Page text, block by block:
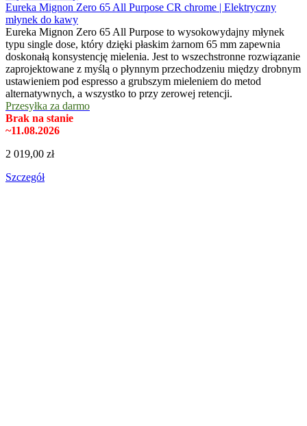
Eureka Mignon Zero 65 All Purpose CR chrome | Elektryczny
młynek do kawy
Eureka Mignon Zero 65 All Purpose to wysokowydajny młynek
typu single dose, który dzięki płaskim żarnom 65 mm zapewnia
doskonałą konsystencję mielenia. Jest to wszechstronne rozwiązanie
zaprojektowane z myślą o płynnym przechodzeniu między drobnym
ustawieniem pod espresso a grubszym mieleniem do metod
alternatywnych, a wszystko to przy zerowej retencji.
Przesyłka za darmo
Brak na stanie
~11.08.2026
2 019,00 zł
Szczegół